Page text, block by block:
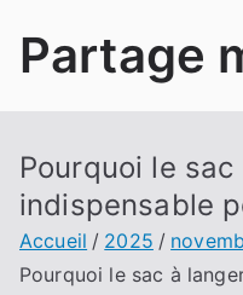
Partage
Pourquoi le
indispensable
Accueil 2025
Pourquoi le sac à